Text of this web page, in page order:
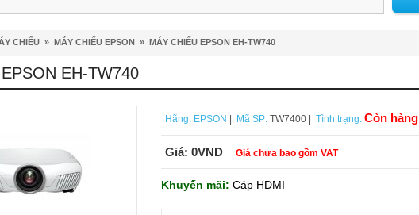
CHIẾU » MÁY CHIẾU EPSON » MÁY CHIẾU EPSON EH-TW740
EH-TW740
Hãng: EPSON Mã SP:TW7400 | Tình trạng: Còn hàng
Giá: 0VND Giá chưa bao gồm VAT
Khuyến mãi: Cáp HDMI